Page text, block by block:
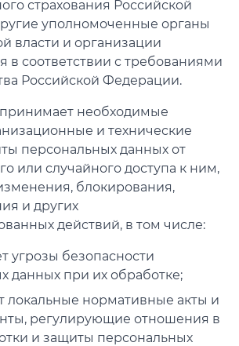
страхования Российской
уполномоченные органы
власти и организации
в соответствии с требованиями
Российской Федерации.
необходимые
и технические
персональных данных от
или случайного доступа к ним,
блокирования,
и других
действий, в том числе:
угрозы безопасности
данных при их обработке;
локальные нормативные акты и
регулирующие отношения в
и защиты персональных